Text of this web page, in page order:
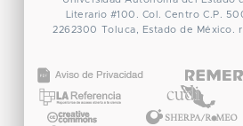
Literario #100. Col. Centro C.P.
2262300 Toluca, Estado de México.